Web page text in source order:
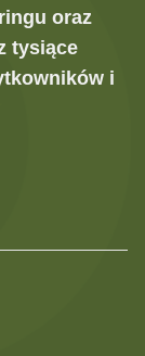
oraz
tysiące
i